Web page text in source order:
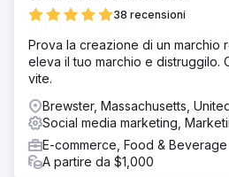
38 recensioni
Prova la creazione di un marchio
eleva il tuo marchio e distruggilo.
vite.
Brewster, Massachusetts,
Social media marketing,
E-commerce, Food & Beverage
A partire da $1,000